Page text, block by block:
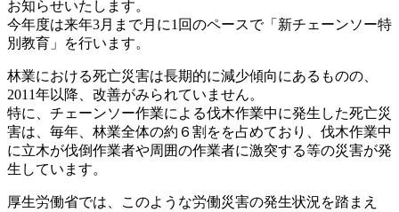
お知らせいたします。
今年度は来年3月まで月に1回のペースで「新チェーンソー特
別教育」を行います。
林業における死亡災害は長期的に減少傾向にあるものの、
2011年以降、改善がみられていません。
特に、チェーンソー作業による伐木作業中に発生した死亡災
害は、毎年、林業全体の約６割をを占めており、伐木作業中
に立木が伐倒作業者や周囲の作業者に激突する等の災害が発
生しています。
厚生労働省では、このような労働災害の発生状況を踏まえ